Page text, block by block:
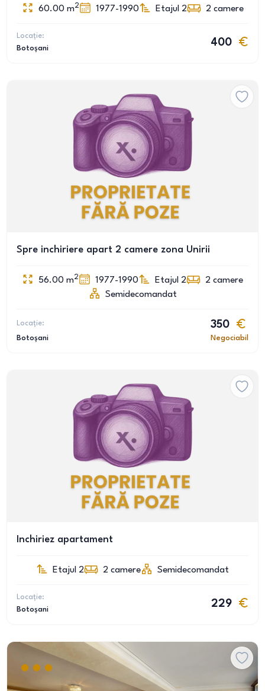
60.00 m2 1977-1990 Etajul 2 2 camere
Locație:
Botoșani
400
Spre inchiriere apart 2 camere zona Unirii
56.00 m2 1977-1990 Etajul 2 2 camere
Semidecomandat
Locație:
Botoșani
350
Negociabil
Inchiriez apartament
Etajul 2 2 camere Semidecomandat
Locație:
Botoșani
229